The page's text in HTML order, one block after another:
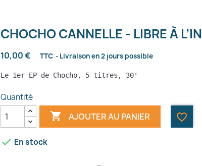
CHOCHO CANNELLE - LIBRE À
10,00 € TTC Livraison en 2 jours possible
Le 1er EP de Chocho, 5 titres, 30'
Quantité
 AJOUTER AU PANIER favorite_border
 En stock